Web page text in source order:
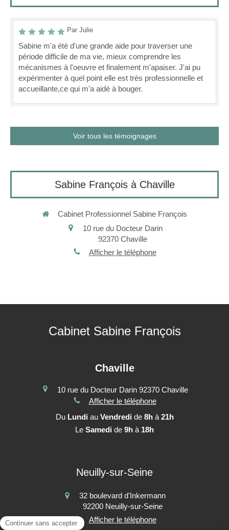
Par Julie
Sabine m'a été d'une grande aide pour traverser une
période difficile de ma vie, mieux comprendre les
mécanismes à l'oeuvre et finalement m'apaiser. J'ai pu
expérimenter à quel point elle est très professionnelle et
accueillante,ce qui m'a aidé à bouger.
Voir tous les témoignages
Sabine François à Chaville
Cabinet Professionnel Sabine François
10 rue du Docteur Darin
92370 Chaville
Afficher le téléphone
Cabinet Sabine François
Chaville
10 rue du Docteur Darin 92370 Chaville
Afficher le téléphone
Du Lundi au Vendredi de 8hà 21h
Le Samedi de 9h à 18h
Neuilly-sur-Seine
32 boulevard d'Inkermann
92200 Neuilly-sur-Seine
Afficher le téléphone